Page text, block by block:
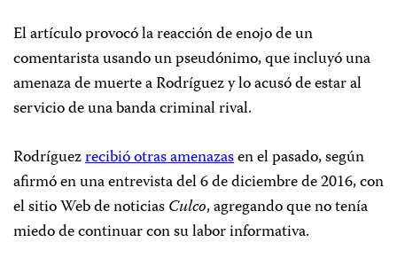
El artículo provocó la reacción de enojo de un
comentarista usando un pseudónimo, que incluyó una
amenaza de muerte a Rodríguez y lo acusó de estar al
servicio de una banda criminal rival.
Rodríguezrecibió otras amenazasen el pasado, según
afirmó en una entrevista del 6 de diciembre de 2016, con
el sitio Web de noticiasCulco, agregando que no tenía
miedo de continuar con su labor informativa.